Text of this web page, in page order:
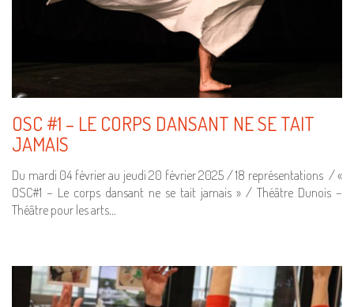
OSC #1 – LE CORPS DANSANT NE SE TAIT
JAMAIS
Du mardi 04 février au jeudi 20 février 2025 / 18 représentations / «
OSC#1 – Le corps dansant ne se tait jamais » / Théâtre Dunois –
Théâtre pour les arts…